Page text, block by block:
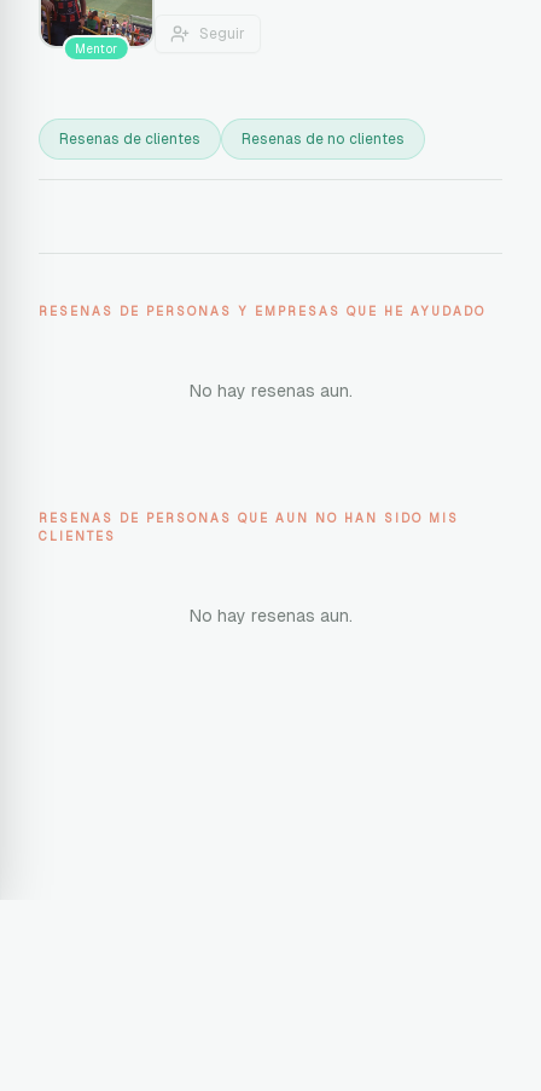
Mentor
Seguir
Resenas de clientes Resenas de no clientes
RESENAS DE PERSONAS Y EMPRESAS QUE HE AYUDADO
No hay resenas aun.
RESENAS DE PERSONAS QUE AUN NO HAN SIDO MIS
CLIENTES
No hay resenas aun.